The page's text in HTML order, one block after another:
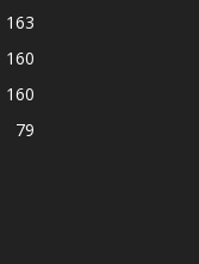
163
160
160
79